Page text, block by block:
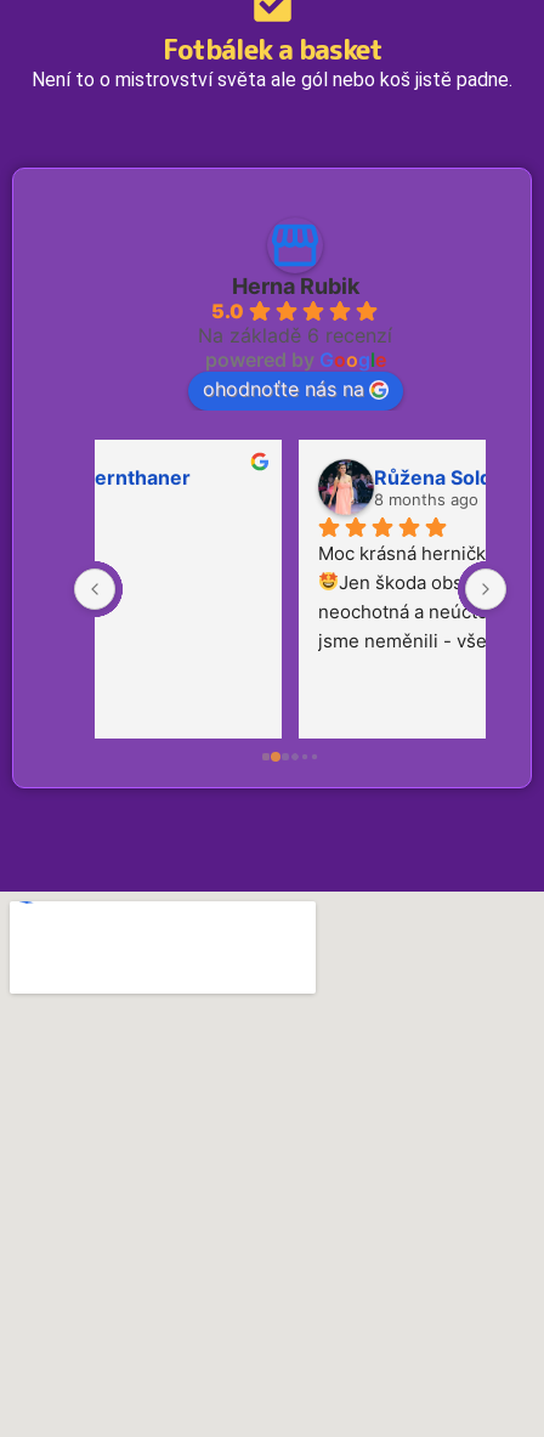
Fotbálek a basket
Není to o mistrovství světa ale gól nebo koš jistě padne.
Herna Rubik
5.0
Na základě 6 recenzí
powered by Google
ohodnoťte nás na
Růžena Soldánová
Moc krásná hernička! Doporučujeme.
Jen škoda obsluhy…. jedna slečna
neochotná a neúčtovala nám i to co
jsme neměnili - vše ale se vyřešilo. :)